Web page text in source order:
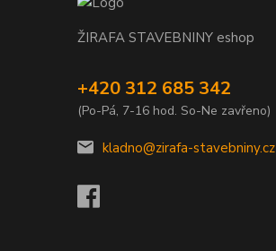
ŽIRAFA STAVEBNINY eshop
+420 312 685 342
(Po-Pá, 7-16 hod. So-Ne zavřeno)
kladno@zirafa-stavebniny.cz